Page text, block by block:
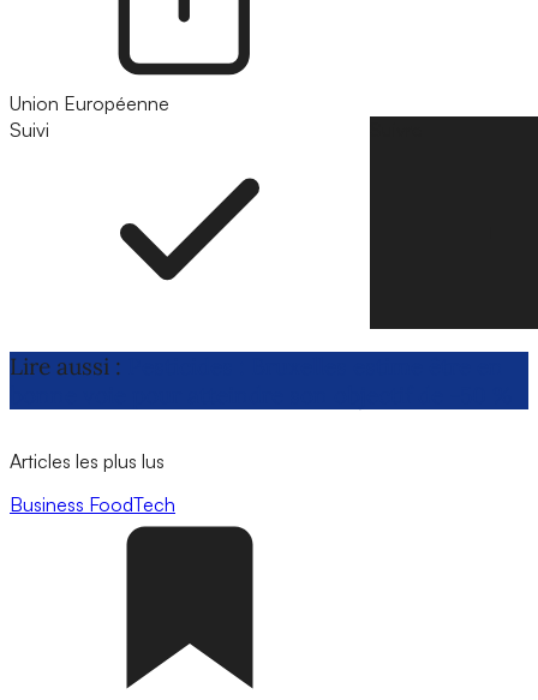
Union Européenne
Suivi
Lire aussi :
Articles les plus lus
Business FoodTech